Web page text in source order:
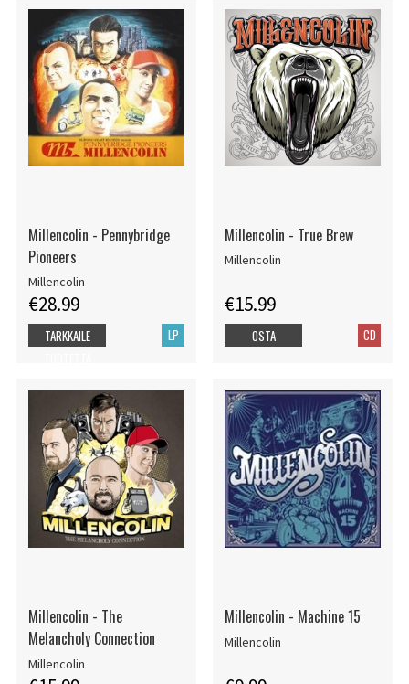
Millencolin - Pennybridge
Pioneers
Millencolin
€28.99
LP
TARKKAILE
Millencolin - True Brew
Millencolin
€15.99
CD
OSTA
Millencolin - The
Melancholy Connection
Millencolin
Millencolin - Machine 15
Millencolin